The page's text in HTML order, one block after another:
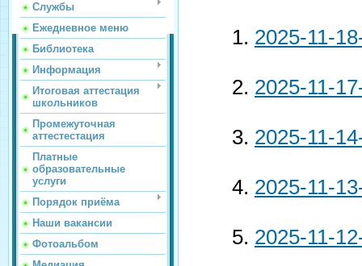
Службы
Ежедневное меню
Библиотека
Информация
Итоговая аттестация
школьников
Промежуточная
аттестестация
Платные
образовательные
услуги
Порядок приёма
Наши вакансии
Фотоальбом
2025-11-
2025-11-
2025-11-
2025-11-
2025-11-